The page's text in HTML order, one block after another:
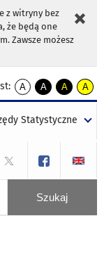
z witryny bez
że będą one
Zawsze możesz
A
kontrast
A
kontrast
tekst
czarnym
A
kontrast
tekst
czarnym
A
tekst
żółtym
Statystyczne